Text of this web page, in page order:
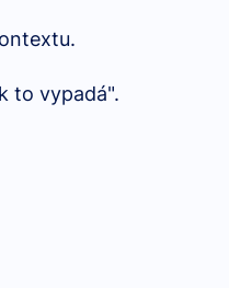
to vypadá".